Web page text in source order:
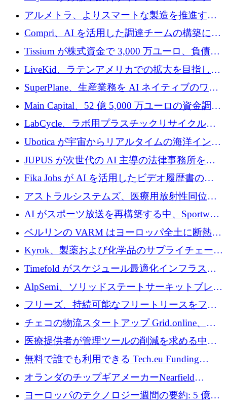
プラットフォームを拡張するために 242 万ユ
ーロを調達
アルメトラ、よりスマートな製造を推進する
ためにシリーズ A で 1,630 万ユーロを確保
Compri、AI を活用した調達チームの構築に
320 万ユーロを確保
Tissium が株式資金で 3,000 万ユーロ、負債で
3,000 万ユーロを調達
LiveKid、ラテンアメリカでの拡大を目指して
Aldea を買収
SuperPlane、生産業務を AI ネイティブのワー
クフロー層に変えるために 260 万ドルを確保
Main Capital、52 億 5,000 万ユーロの資金調達
でエンタープライズ ソフトウェアの開発を倍
LabCycle、ラボ用プラスチックリサイクルシ
ステムを商業化し、焼却廃棄物を削減するた
めに43万ポンドを確保
Ubotica が宇宙からリアルタイムの海洋インテ
リジェンスを拡張するために 1,100 万ドルを
JUPUS が次世代の AI 主導の法律事務所を強
化するために 1,300 万ユーロを調達
Fika Jobs が AI を活用したビデオ履歴書のた
めに 400 万ドルを調達
アストラルシステムズ、医療用放射性同位元
素の世界的な不足に対処するために2,300万ポ
ンドを調達
AI がスポーツ放送を再構築する中、Sportway
が 2,000 万ユーロを調達
ベルリンの VARM はヨーロッパ全土に断熱材
を拡張するために 1,750 万ユーロを投資
Kyrok、製薬および化学品のサプライチェーン
に AI を導入するために 310 万ユーロを確保
Timefold がスケジュール最適化インフラスト
ラクチャを拡張するためにシリーズ A で
1,300 万ドルを調達
AlpSemi、ソリッドステートサーキットブレー
カー技術の進歩のために1,700万ユーロを調達
フリーズ、持続可能なフリートリースをフラ
ンス全土に拡大するために1,300万ユーロを確
保
チェコの物流スタートアップ Grid.online、配
送量が 1 年で 10 倍に増加し、400 万ユーロの
医療提供者が管理ツールの削減を求める中、
a16z が Prosper AI を 3,000 万ドルで支援
無料で誰でも利用できる Tech.eu Funding
Explorer のご紹介
オランダのチップギアメーカーNearfield
Instrumentsが3億8,000万ドルを調達
ヨーロッパのテクノロジー週間の要約: 5 億